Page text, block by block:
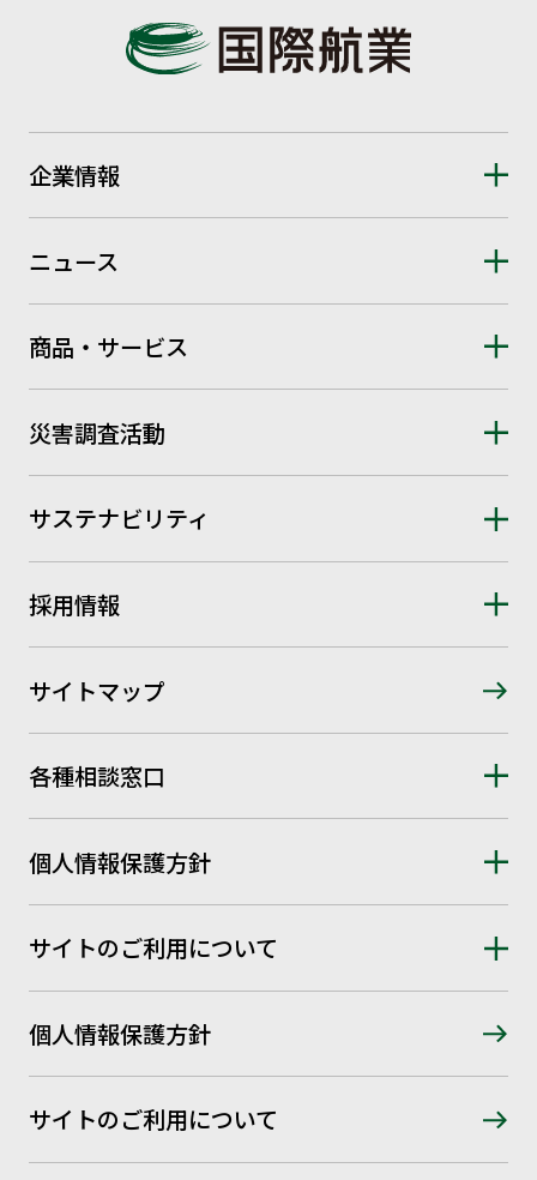
企業情報
ニュース
商品・サービス
災害調査活動
サステナビリティ
採用情報
サイトマップ
各種相談窓口
個人情報保護方針
サイトのご利用について
個人情報保護方針
サイトのご利用について